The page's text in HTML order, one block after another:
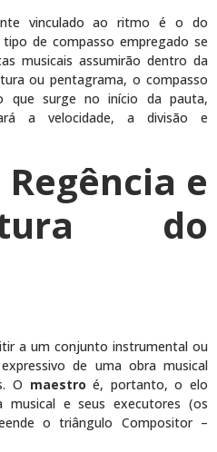
vinculado ao ritmo é o do
de compasso empregado se
musicais assumirão dentro da
ou pentagrama, o compasso
que surge no início da pauta,
a velocidade, a divisão e
e
do
a um conjunto instrumental ou
de uma obra musical
O maestro é, portanto, o elo
e seus executores (os
o triângulo Compositor –